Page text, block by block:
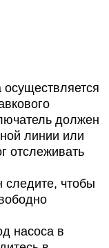
должен
линии или
отслеживать
следите, чтобы
насоса в